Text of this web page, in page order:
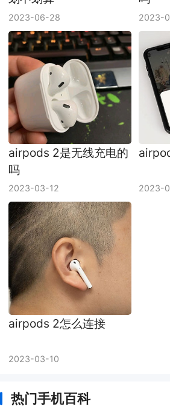
2023-06-28 2023-
airpods 2是无线充电的
吗
2023-03-12 2023-
airpods 2怎么连接
2023-03-10
热门手机百科